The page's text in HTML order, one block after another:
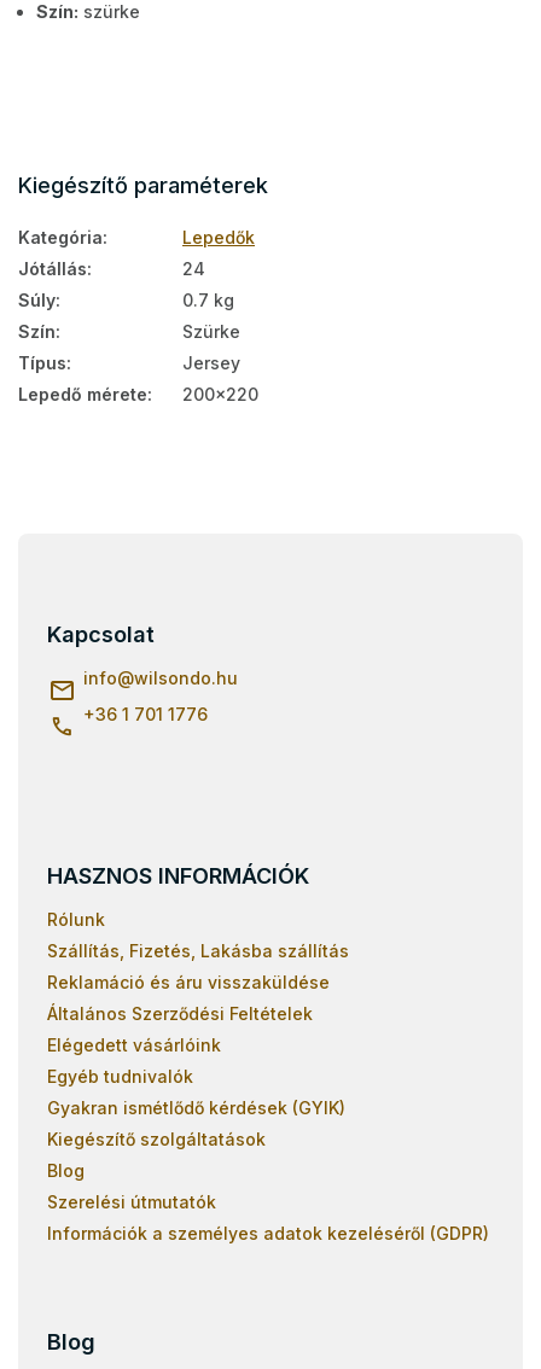
Szín: szürke
Kiegészítő paraméterek
Kategória:
Lepedők
Jótállás:
24
Súly:
0.7 kg
Szín:
Szürke
Típus:
Jersey
Lepedő mérete: 200x220
Kapcsolat
info@wilsondo.hu
+36 1 701 1776
HASZNOS INFORMÁCIÓK
Rólunk
Szállítás, Fizetés, Lakásba szállítás
Reklamáció és áru visszaküldése
Általános Szerződési Feltételek
Elégedett vásárlóink
Egyéb tudnivalók
Gyakran ismétlődő kérdések (GYIK)
Kiegészítő szolgáltatások
Blog
Szerelési útmutatók
Információk a személyes adatok kezeléséről (GDPR)
Blog